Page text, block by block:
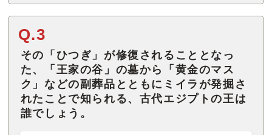
Q.3
その「ひつぎ」が修復されることとなっ
た、「王家の谷」の墓から「黄金のマス
ク」などの副葬品とともにミイラが発掘さ
れたことで知られる、古代エジプトの王は
誰でしょう。